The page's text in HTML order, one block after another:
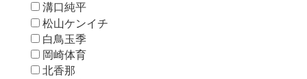
溝口純平
松山ケンイチ
白鳥玉季
岡崎体育
北香那